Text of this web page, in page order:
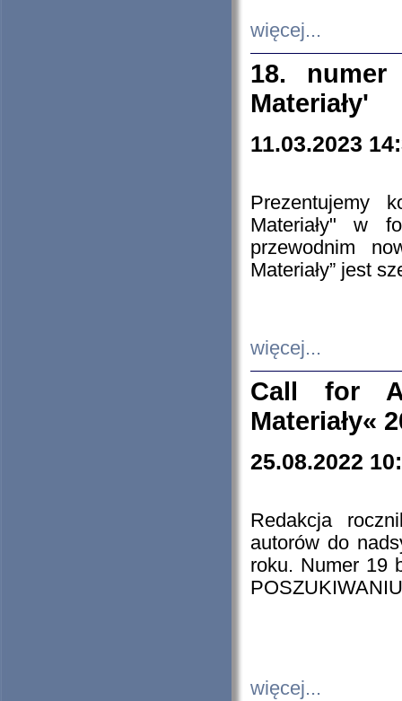
więcej...
18. numer
Materiały'
11.03.2023
Prezentujemy
Materiały" w
przewodnim
Materiały” jest
więcej...
Call for
Materiały«
25.08.2022
Redakcja
autorów do
roku. Numer 19
więcej...